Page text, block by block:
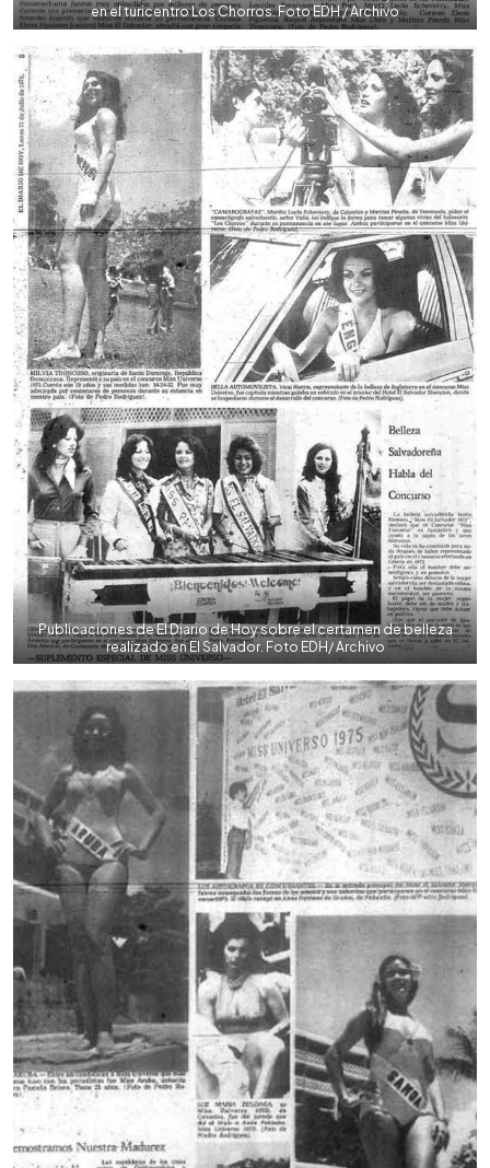
en el turicentro Los Chorros. Foto EDH / Archivo
Publicaciones de El Diario de Hoy sobre el certamen de belleza
realizado en El Salvador. Foto EDH/ Archivo